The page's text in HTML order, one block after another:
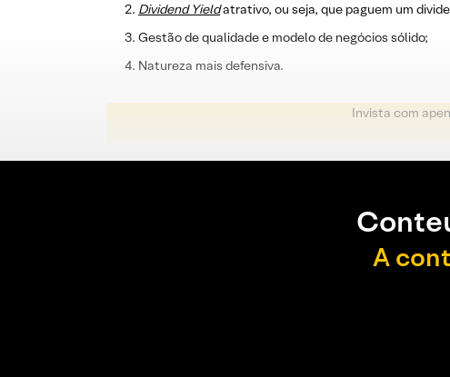
Dividend Yieldatrativo, ou seja, que paguem um
Gestão de qualidade e modelo de negócios sólido;
Natureza mais defensiva.
Invista com
A